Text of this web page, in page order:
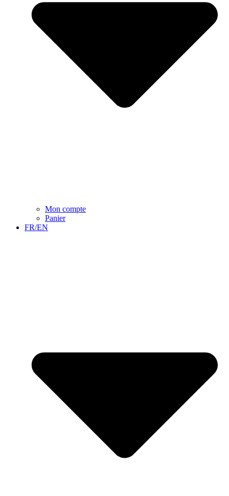
Mon compte
Panier
FR/EN